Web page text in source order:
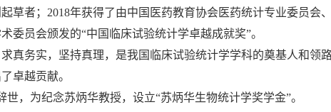
草者； 2018年获得了由中国医药教育协会医药统计专业委员会
委员会颁发的“中国临床试验统计学卓越成就奖”。
真务实，坚持真理，是我国临床试验统计学学科的奠基人和领
卓越贡献。
世，为纪念苏炳华教授，设立“苏炳华生物统计学奖学金”。